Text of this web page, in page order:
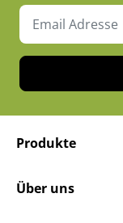
Produkte
Über uns